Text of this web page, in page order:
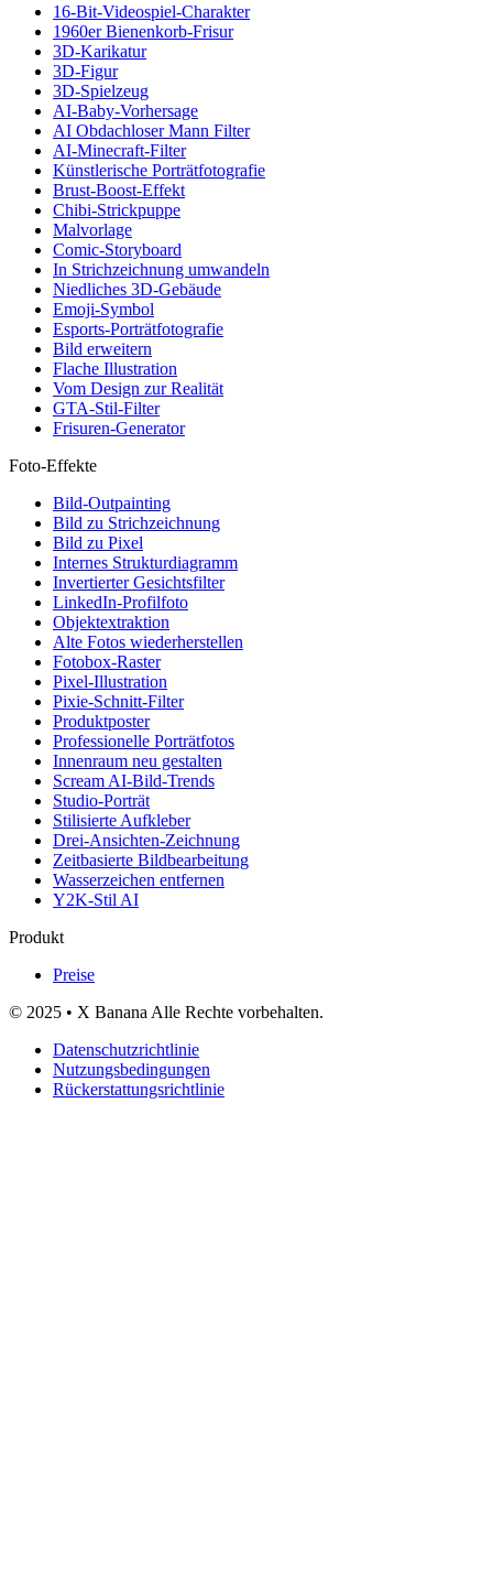
16-Bit-Videospiel-Charakter
1960er Bienenkorb-Frisur
3D-Karikatur
3D-Figur
3D-Spielzeug
AI-Baby-Vorhersage
AI Obdachloser Mann Filter
AI-Minecraft-Filter
Künstlerische Porträtfotografie
Brust-Boost-Effekt
Chibi-Strickpuppe
Malvorlage
Comic-Storyboard
In Strichzeichnung umwandeln
Niedliches 3D-Gebäude
Emoji-Symbol
Esports-Porträtfotografie
Bild erweitern
Flache Illustration
Vom Design zur Realität
GTA-Stil-Filter
Frisuren-Generator
Foto-Effekte
Bild-Outpainting
Bild zu Strichzeichnung
Bild zu Pixel
Internes Strukturdiagramm
Invertierter Gesichtsfilter
LinkedIn-Profilfoto
Objektextraktion
Alte Fotos wiederherstellen
Fotobox-Raster
Pixel-Illustration
Pixie-Schnitt-Filter
Produktposter
Professionelle Porträtfotos
Innenraum neu gestalten
Scream AI-Bild-Trends
Studio-Porträt
Stilisierte Aufkleber
Drei-Ansichten-Zeichnung
Zeitbasierte Bildbearbeitung
Wasserzeichen entfernen
Y2K-Stil AI
Produkt
Preise
© 2025 • X Banana Alle Rechte vorbehalten.
Datenschutzrichtlinie
Nutzungsbedingungen
Rückerstattungsrichtlinie